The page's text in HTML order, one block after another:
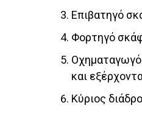
Επιβατηγό
Φορτηγό
Οχηματαγωγό
και
Κύριος